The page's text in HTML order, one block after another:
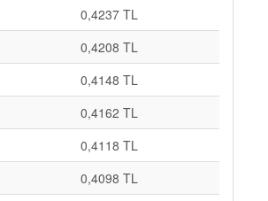
0,4237 TL
0,4208 TL
0,4148 TL
0,4162 TL
0,4118 TL
0,4098 TL